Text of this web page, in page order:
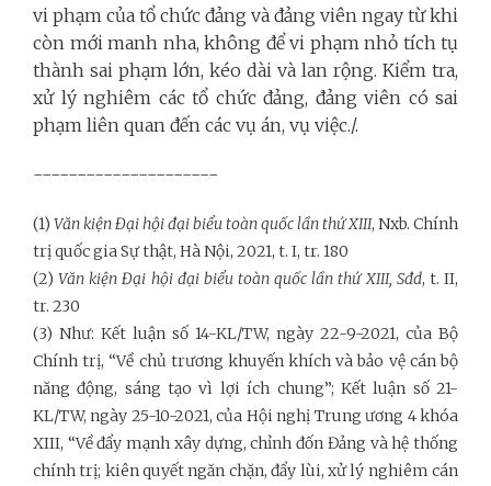
vi phạm của tổ chức đảng và đảng viên ngay từ khi
còn mới manh nha, không để vi phạm nhỏ tích tụ
thành sai phạm lớn, kéo dài và lan rộng. Kiểm tra,
xử lý nghiêm các tổ chức đảng, đảng viên có sai
phạm liên quan đến các vụ án, vụ việc./.
---------------------
(1) Văn kiện Đại hội đại biểu toàn quốc lần thứ XIII, Nxb. Chính
trị quốc gia Sự thật, Hà Nội, 2021, t. I, tr. 180
(2)Văn kiện Đại hội đại biểu toàn quốc lần thứ XIII, Sđd, t. II,
tr. 230
(3) Như: Kết luận số 14-KL/TW, ngày 22-9-2021, của Bộ
Chính trị, “Về chủ trương khuyến khích và bảo vệ cán bộ
năng động, sáng tạo vì lợi ích chung”; Kết luận số 21-
KL/TW, ngày 25-10-2021, của Hội nghị Trung ương 4 khóa
XIII, “Về đẩy mạnh xây dựng, chỉnh đốn Đảng và hệ thống
chính trị; kiên quyết ngăn chặn, đẩy lùi, xử lý nghiêm cán